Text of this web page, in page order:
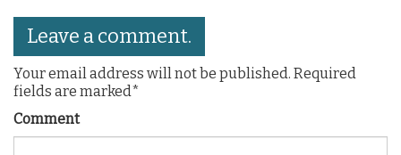
Leave a comment.
Your email address will not be published. Required
fields are marked*
Comment